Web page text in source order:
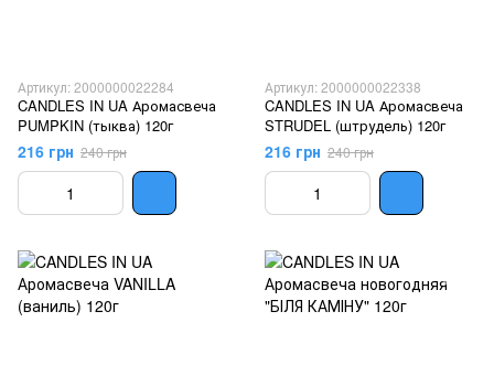
Артикул: 2000000022284
CANDLES IN UA Аромасвеча
PUMPKIN (тыква) 120г
216 грн 240 грн
Артикул: 2000000022338
CANDLES IN UA Аромасвеча
STRUDEL (штрудель) 120г
216 грн 240 грн